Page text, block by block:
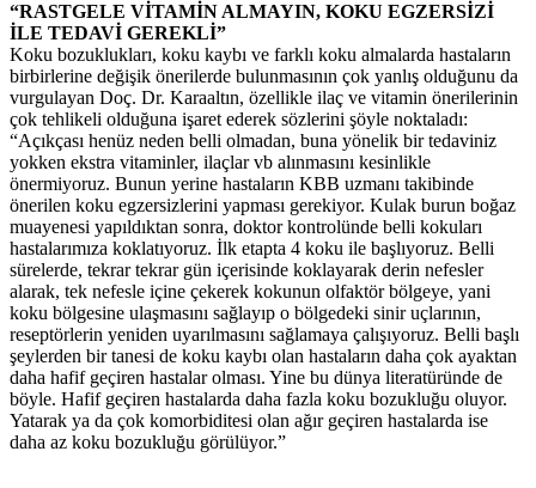
“RASTGELE VİTAMİN ALMAYIN, KOKU EGZERSİZİ
İLE TEDAVİ GEREKLİ”
Koku bozuklukları, koku kaybı ve farklı koku almalarda hastaların
birbirlerine değişik önerilerde bulunmasının çok yanlış olduğunu da
vurgulayan Doç. Dr. Karaaltın, özellikle ilaç ve vitamin önerilerinin
çok tehlikeli olduğuna işaret ederek sözlerini şöyle noktaladı:
“Açıkçası henüz neden belli olmadan, buna yönelik bir tedaviniz
yokken ekstra vitaminler, ilaçlar vb alınmasını kesinlikle
önermiyoruz. Bunun yerine hastaların KBB uzmanı takibinde
önerilen koku egzersizlerini yapması gerekiyor. Kulak burun boğaz
muayenesi yapıldıktan sonra, doktor kontrolünde belli kokuları
hastalarımıza koklatıyoruz. İlk etapta 4 koku ile başlıyoruz. Belli
sürelerde, tekrar tekrar gün içerisinde koklayarak derin nefesler
alarak, tek nefesle içine çekerek kokunun olfaktör bölgeye, yani
koku bölgesine ulaşmasını sağlayıp o bölgedeki sinir uçlarının,
reseptörlerin yeniden uyarılmasını sağlamaya çalışıyoruz. Belli başlı
şeylerden bir tanesi de koku kaybı olan hastaların daha çok ayaktan
daha hafif geçiren hastalar olması. Yine bu dünya literatüründe de
böyle. Hafif geçiren hastalarda daha fazla koku bozukluğu oluyor.
Yatarak ya da çok komorbiditesi olan ağır geçiren hastalarda ise
daha az koku bozukluğu görülüyor.”